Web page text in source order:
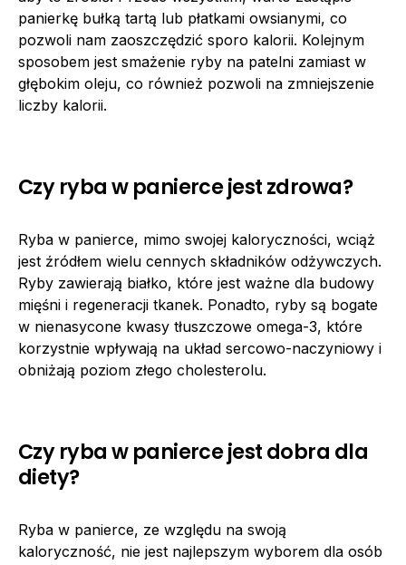
panierkę bułką tartą lub płatkami owsianymi, co
pozwoli nam zaoszczędzić sporo kalorii. Kolejnym
sposobem jest smażenie ryby na patelni zamiast w
głębokim oleju, co również pozwoli na zmniejszenie
liczby kalorii.
Czy ryba w panierce jest zdrowa?
Ryba w panierce, mimo swojej kaloryczności, wciąż
jest źródłem wielu cennych składników odżywczych.
Ryby zawierają białko, które jest ważne dla budowy
mięśni i regeneracji tkanek. Ponadto, ryby są bogate
w nienasycone kwasy tłuszczowe omega-3, które
korzystnie wpływają na układ sercowo-naczyniowy i
obniżają poziom złego cholesterolu.
Czy ryba w panierce jest dobra dla
diety?
Ryba w panierce, ze względu na swoją
kaloryczność, nie jest najlepszym wyborem dla osób